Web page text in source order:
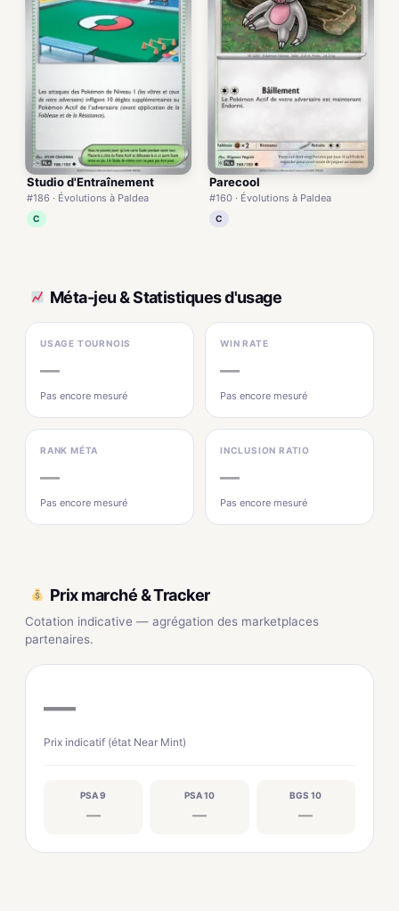
Studio d'Entraînement
#186 · Évolutions à Paldea
C
Parecool
#160 · Évolutions à Paldea
C
Méta-jeu & Statistiques d'usage
USAGE TOURNOIS
—
Pas encore mesuré
WIN RATE
—
Pas encore mesuré
RANK MÉTA
—
Pas encore mesuré
INCLUSION RATIO
—
Pas encore mesuré
Prix marché & Tracker
Cotation indicative — agrégation des marketplaces
partenaires.
—
Prix indicatif (état Near Mint)
PSA 9
—
PSA 10
—
BGS 10
—